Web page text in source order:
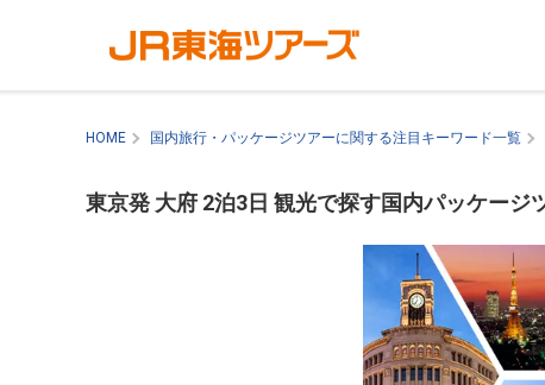
HOME 国内旅行・パッケージツアーに関する注目キーワード一覧
東京発 大府 2泊3日 観光で探す国内パッケージ